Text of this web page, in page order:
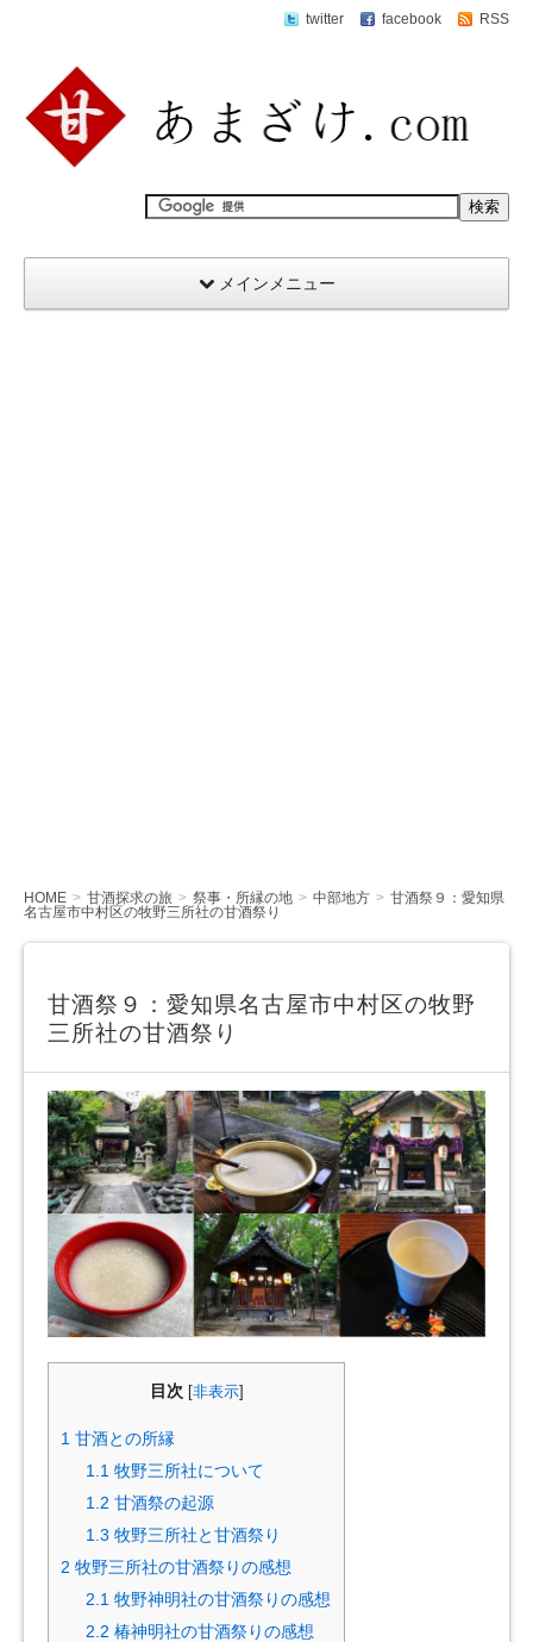
twitter facebook RSS
メインメニュー
HOME 甘酒探求の旅 祭事・所縁の地 中部地方
甘酒祭９：愛知県
名古屋市中村区の牧野三所社の甘酒祭り
甘酒祭９：愛知県名古屋市中村区の牧野
三所社の甘酒祭り
目次 非表示]
1 甘酒との所縁
1.1 牧野三所社について
1.2 甘酒祭の起源
1.3 牧野三所社と甘酒祭り
2 牧野三所社の甘酒祭りの感想
2.1 牧野神明社の甘酒祭りの感想
2.2 椿神明社の甘酒祭りの感想